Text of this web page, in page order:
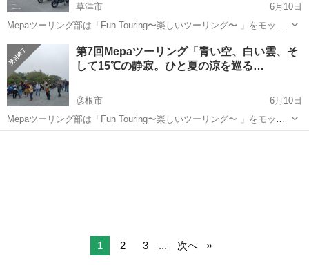
草津市
6月10日
Mepaツーリング部は「Fun Touring〜楽しいツーリング〜 」をモット
ーにマナーの良い走りと交流を目的としたツーリングを開催するサー
クルです。 ★途中合流、途中離脱OKですが、事前に申告をお願いし
ます。 ★出発時...
滋賀 その他
第7回Mepaツーリング「青い空、白い雲、そ
して15℃の静寂。ひと夏の涼を巡る…
彦根市
6月10日
Mepaツーリング部は「Fun Touring〜楽しいツーリング〜 」をモット
ーにマナーの良い走りと交流を目的としたツーリングを開催するサー
1 2 3 ... 次へ